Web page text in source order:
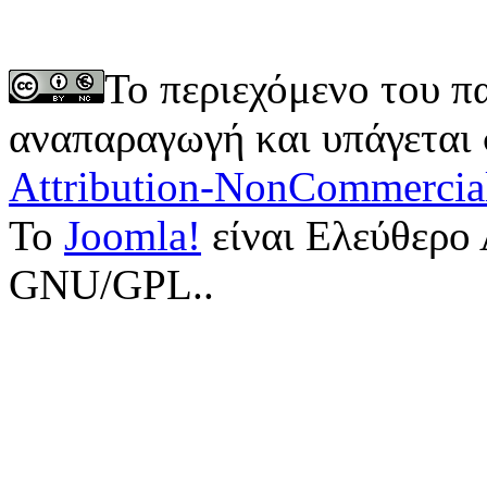
Το περιεχόμενο του
αναπαραγωγή και
Attribution-
Το Joomla! είναι Ελεύθερο
GNU/GPL..